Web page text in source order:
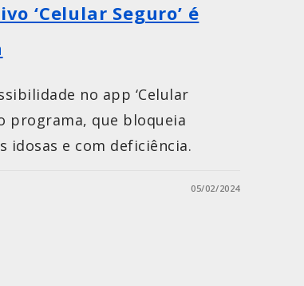
‘Celular Seguro’ é
no app ‘Celular
programa, que bloqueia
idosas e com deficiência.
05/02/2024